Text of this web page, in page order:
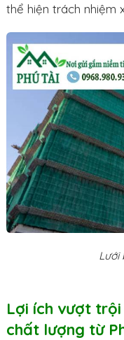
thể hiện trách nhiệm
Lưới
Lợi ích vượt
chất lượng từ